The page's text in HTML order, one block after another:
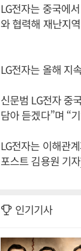
LG전자는 중국에
와 협력해 재난지
LG전자는 올해 지
신문범 LG전자 중
담아 듣겠다”며 “
LG전자는 이해관
포스트 김용원 기
인기기사